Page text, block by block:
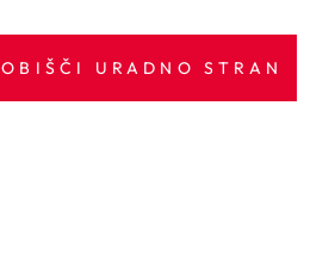
OBIŠČI URADNO STRAN